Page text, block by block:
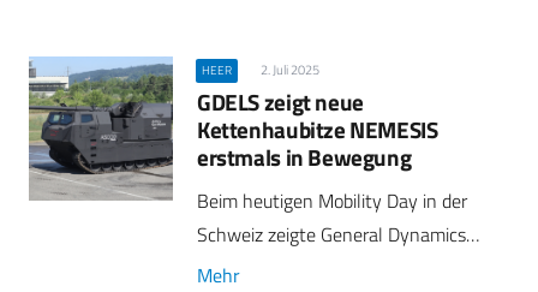
HEER 2. Juli 2025
GDELS zeigt neue
Kettenhaubitze NEMESIS
erstmals in Bewegung
Beim heutigen Mobility Day in der
Schweiz zeigte General Dynamics…
Mehr